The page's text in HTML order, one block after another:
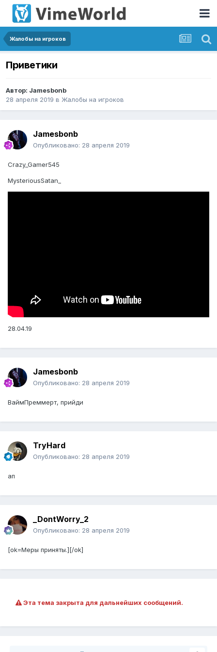
Жалобы на игроков
Приветики
Автор: Jamesbonb
28 апреля 2019 в Жалобы на игроков
Jamesbonb
Опубликовано: 28 апреля 2019
Crazy_Gamer545
MysteriousSatan_
28.04.19
Jamesbonb
Опубликовано: 28 апреля 2019
ВаймПреммерт, прийди
TryHard
Опубликовано: 28 апреля 2019
ап
_DontWorry_2
Опубликовано: 28 апреля 2019
[ok=Меры приняты.][/ok]
Эта тема закрыта для дальнейших сообщений.